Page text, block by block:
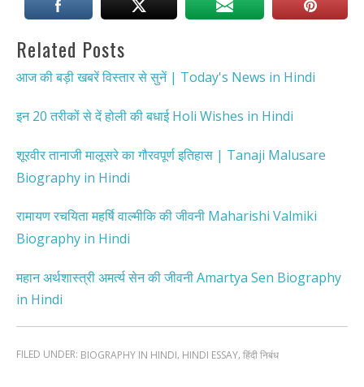
Related Posts
आज की बड़ी खबरें विस्तार से सुनें | Today's News in Hindi
इन 20 तरीकों से दें होली की बधाई Holi Wishes in Hindi
शूरवीर तानाजी मालूसरे का गौरवपूर्ण इतिहास | Tanaji Malusare
Biography in Hindi
रामायण रचयिता महर्षि वाल्मीकि की जीवनी Maharishi Valmiki
Biography in Hindi
महान अर्थशास्त्री अमर्त्य सेन की जीवनी Amartya Sen Biography
in Hindi
FILED UNDER: BIOGRAPHY IN HINDI, HINDI ESSAY, हिंदी निबंध